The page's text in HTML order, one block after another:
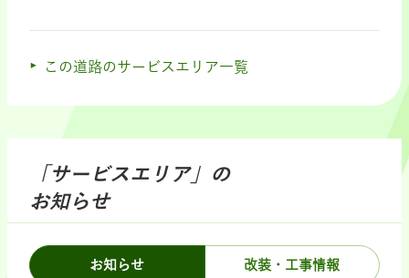
この道路のサービスエリア一覧
「サービスエリア」の
お知らせ
お知らせ 改装・工事情報